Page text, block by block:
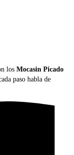
los Mocasin Picado
paso habla de